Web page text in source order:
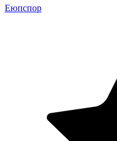
Еюпспор